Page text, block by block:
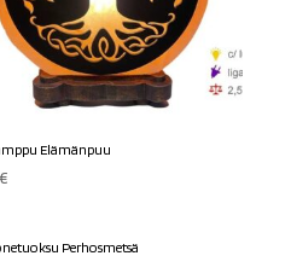
Elämänpuu
€